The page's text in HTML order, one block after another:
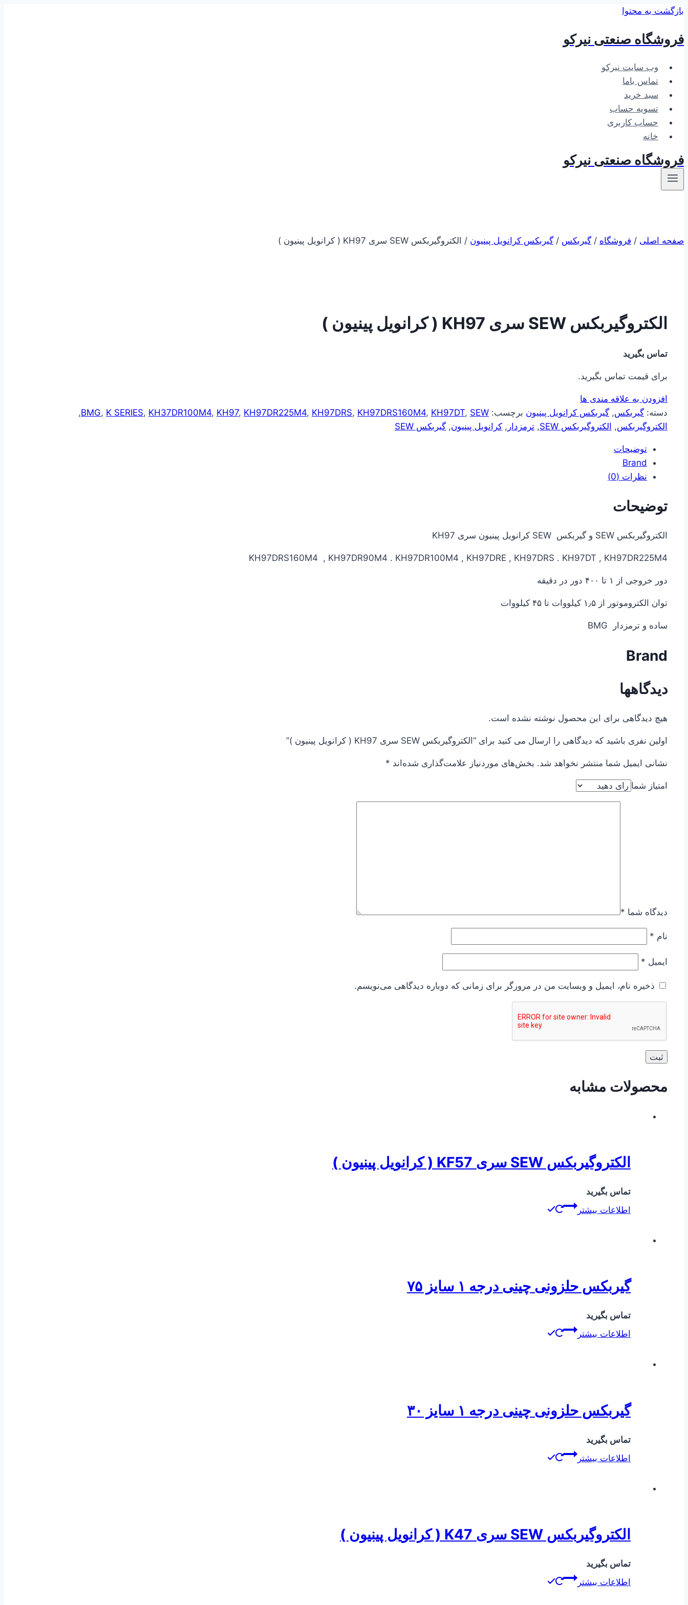
بازگشت به محتوا
فروشگاه صنعتی نیرکو
وب سایت نیرکو
تماس باما
سبد خرید
تسویه حساب
حساب کاربری
خانه
فروشگاه صنعتی نیرکو
صفحه اصلی / فروشگاه / گیربکس / گیربکس کرانویل پینیون / الکتروگیربکس SEW سری KH97 ( کرانویل پینیون )
الکتروگیربکس SEW سری KH97 ( کرانویل پینیون )
تماس بگیرید
برای قیمت تماس بگیرید.
افزودن به علاقه مندی ها
دسته: گیربکس, گیربکس کرانویل پینیون برچسب: BMG, K SERIES, KH37DR100M4, KH97, KH97DR225M4, KH97DRS, KH97DRS160M4, KH97DT, SEW
,
الکتروگیربکس, الکتروگیربکس SEW , ترمزدار , کرانویل پینیون, گیربکس SEW
توضیحات
Brand
نظرات (0)
توضیحات
الکتروگیربکس SEW و گیربکس SEW کرانویل پینیون سری KH97
KH97DRS160M4 , KH97DR90M4 . KH97DR100M4 , KH97DRE , KH97DRS . KH97DT , KH97DR225M4
دور خروجی از ۱ تا ۴۰۰ دور در دقیقه
توان الکتروموتور از ۱٫۵ کیلووات تا ۴۵ کیلووات
ساده و ترمزدار BMG
Brand
دیدگاهها
هیچ دیدگاهی برای این محصول نوشته نشده است.
اولین نفری باشید که دیدگاهی را ارسال می کنید برای “الکتروگیربکس SEW سری KH97 ( کرانویل پینیون )”
نشانی ایمیل شما منتشر نخواهد شد. بخش‌های موردنیاز علامت‌گذاری شده‌اند *
امتیاز شما
دیدگاه شما *
نام *
ایمیل *
ذخیره نام، ایمیل و وبسایت من در مرورگر برای زمانی که دوباره دیدگاهی می‌نویسم.
محصولات مشابه
الکتروگیربکس SEW سری KF57 ( کرانویل پینیون )
تماس بگیرید
اطلاعات بیشتر
گیربکس حلزونی چینی درجه ۱ سایز ۷۵
تماس بگیرید
اطلاعات بیشتر
گیربکس حلزونی چینی درجه ۱ سایز ۳۰
تماس بگیرید
اطلاعات بیشتر
الکتروگیربکس SEW سری K47 ( کرانویل پینیون )
تماس بگیرید
اطلاعات بیشتر